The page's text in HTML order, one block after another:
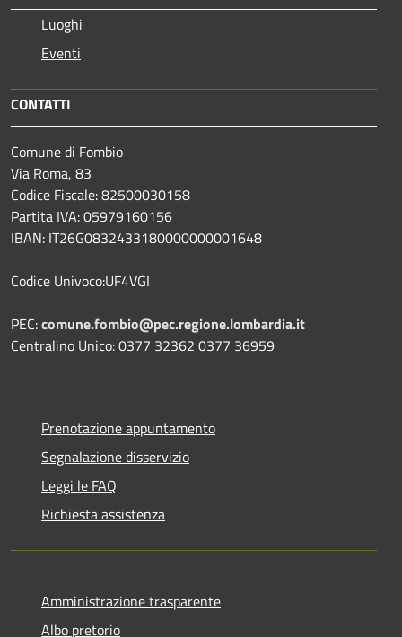
Luoghi
Eventi
CONTATTI
Comune di Fombio
Via Roma, 83
Codice Fiscale: 82500030158
Partita IVA: 05979160156
IBAN: IT26G0832433180000000001648
Codice Univoco:UF4VGI
PEC:comune.fombio@pec.regione.lombardia.it
Centralino Unico: 0377 32362 0377 36959
Prenotazione appuntamento
Segnalazione disservizio
Leggi le FAQ
Richiesta assistenza
Amministrazione trasparente
Albo pretorio